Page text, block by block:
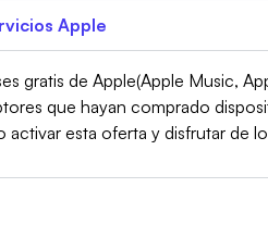
Apple
gratis de Apple(Apple Music,
que hayan comprado
activar esta oferta y disfrutar de